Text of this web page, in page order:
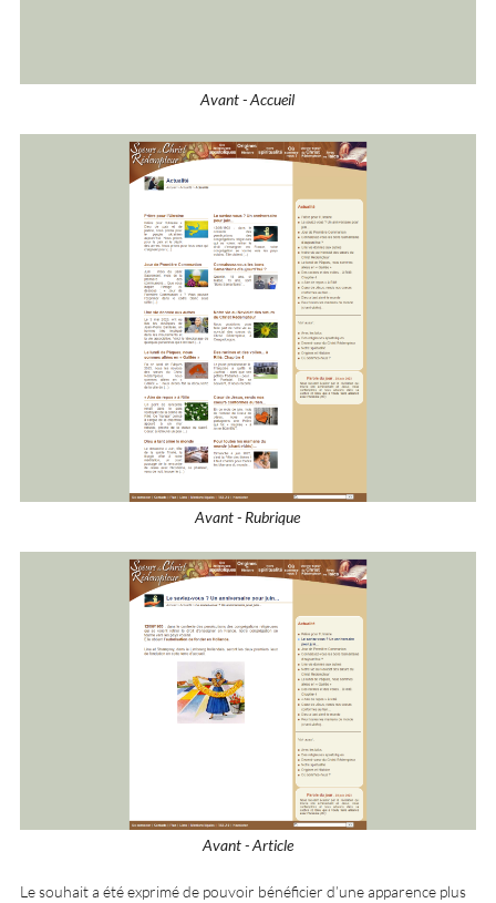
Avant - Accueil
Avant - Rubrique
Avant - Article
Le souhait a été exprimé de pouvoir bénéficier d’une apparence plus